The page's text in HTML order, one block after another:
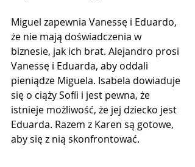
Miguel zapewnia Vanessę i Eduardo,
że nie mają doświadczenia w
biznesie, jak ich brat. Alejandro prosi
Vanessę i Eduarda, aby oddali
pieniądze Miguela. Isabela dowiaduje
się o ciąży Sofíi i jest pewna, że ​​
istnieje możliwość, że jej dziecko jest
Eduarda. Razem z Karen są gotowe,
aby się z nią skonfrontować.